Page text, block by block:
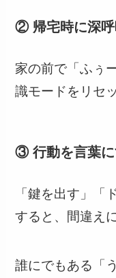
② 帰宅時に深呼
家の前で「ふぅ
識モードをリセ
③ 行動を言葉に
「鍵を出す」「
すると、間違え
誰にでもある「